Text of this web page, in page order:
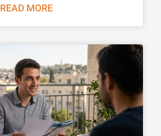
READ MORE